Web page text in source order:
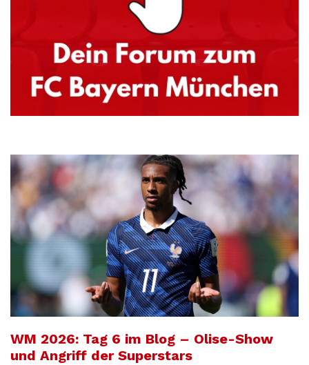
WM 2026: Tag 6 im Blog – Olise-Show
und Angriff der Superstars